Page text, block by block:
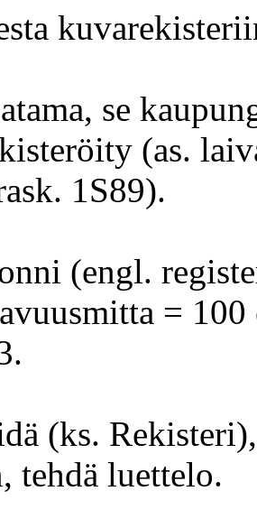
se
(as.
1S89).
(engl.
=
(ks.
tehdä luettelo.